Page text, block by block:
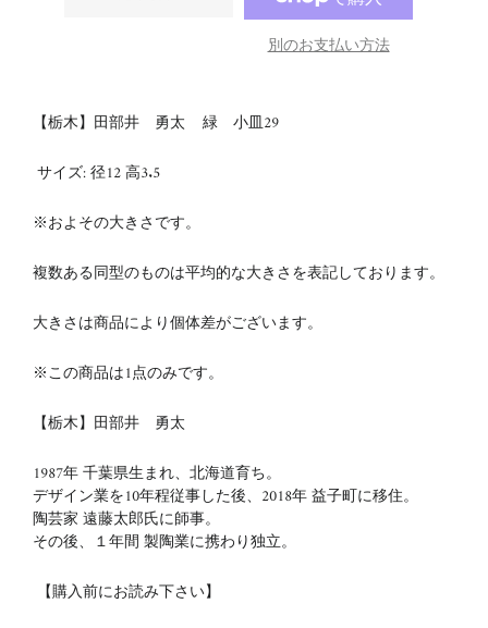
別のお支払い方法
【栃木】田部井 勇太 緑 小皿29
サイズ:径12高3.5
※およその大きさです。
複数ある同型のものは平均的な大きさを表記しております。
大きさは商品により個体差がございます。
※この商品は1点のみです。
【栃木】田部井 勇太
1987年 千葉県生まれ、北海道育ち。
デザイン業を10年程従事した後、2018年 益子町に移住。
陶芸家 遠藤太郎氏に師事。
その後、１年間 製陶業に携わり独立。
【購入前にお読み下さい】